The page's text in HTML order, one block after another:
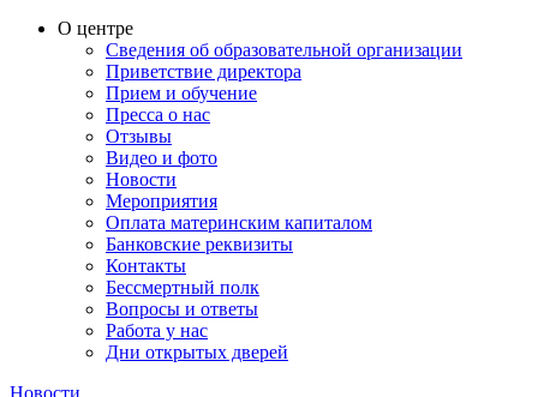
О центре
Сведения об образовательной организации
Приветствие директора
Прием и обучение
Пресса о нас
Отзывы
Видео и фото
Новости
Мероприятия
Оплата материнским капиталом
Банковские реквизиты
Контакты
Бессмертный полк
Вопросы и ответы
Работа у нас
Дни открытых дверей